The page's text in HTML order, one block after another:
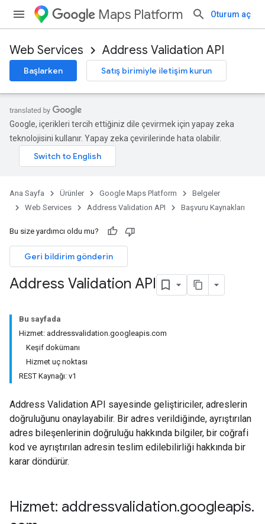
Maps Platform Oturum aç
Web Services Address Validation API
Başlarken Satış birimiyle iletişim kurun
Google, içerikleri tercih ettiğiniz dile çevirmek için yapay zeka
teknolojisini kullanır. Yapay zeka çevirilerinde hata olabilir.
Ana Sayfa Ürünler Google Maps Platform
Belgeler
Web Services
Address Validation API Başvuru Kaynakları
Bu size yardımcı oldu mu?
Geri bildirim gönderin
Address Validation API
Bu sayfada
Hizmet: addressvalidation.googleapis.com
Keşif dokümanı
Hizmet uç noktası
REST Kaynağı: v1
Address Validation API sayesinde geliştiriciler, adreslerin
doğruluğunu onaylayabilir. Bir adres verildiğinde, ayrıştırılan
adres bileşenlerinin doğruluğu hakkında bilgiler, bir coğrafi
kod ve ayrıştırılan adresin teslim edilebilirliği hakkında bir
karar döndürür.
Hizmet: addressvalidation.googleapis.